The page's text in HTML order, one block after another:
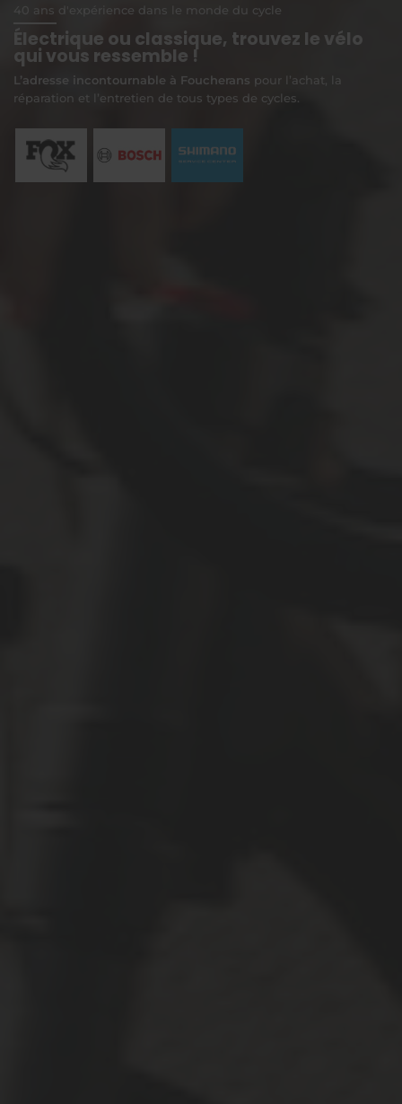
40 ans d'expérience dans le monde du cycle
Électrique ou classique, trouvez le vélo
qui vous ressemble !
L’adresse incontournable à Foucherans pour l’achat, la
réparation et l’entretien de tous types de cycles.